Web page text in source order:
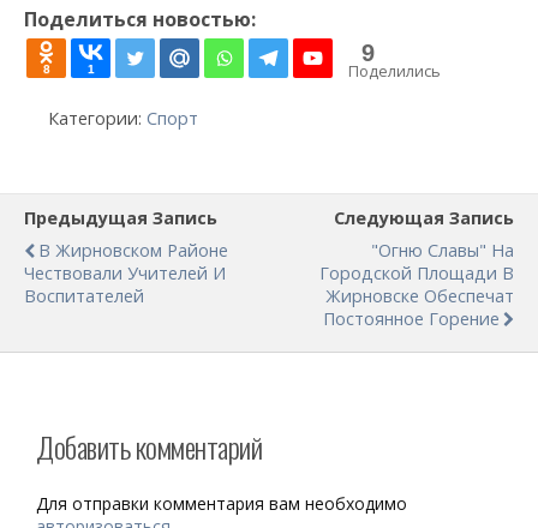
Поделиться новостью:
8 1
9
Поделились
Категории: Спорт
Предыдущая Запись
В Жирновском Районе
Чествовали Учителей И
Воспитателей
Следующая Запись
"Огню Славы" На
Городской Площади В
Жирновске Обеспечат
Постоянное Горение
Добавить комментарий
Для отправки комментария вам необходимо